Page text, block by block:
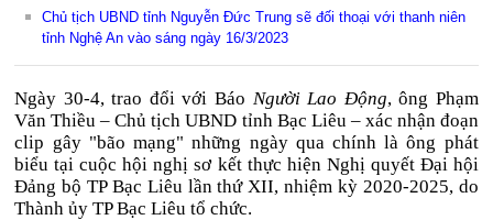
Chủ tịch UBND tỉnh Nguyễn Đức Trung sẽ đối thoại với thanh niên
tỉnh Nghệ An vào sáng ngày 16/3/2023
Ngày 30-4, trao đổi với Báo Người Lao Động, ông Phạm
Văn Thiều – Chủ tịch UBND tỉnh Bạc Liêu – xác nhận đoạn
clip gây "bão mạng" những ngày qua chính là ông phát
biểu tại cuộc hội nghị sơ kết thực hiện Nghị quyết Đại hội
Đảng bộ TP Bạc Liêu lần thứ XII, nhiệm kỳ 2020-2025, do
Thành ủy TP Bạc Liêu tổ chức.